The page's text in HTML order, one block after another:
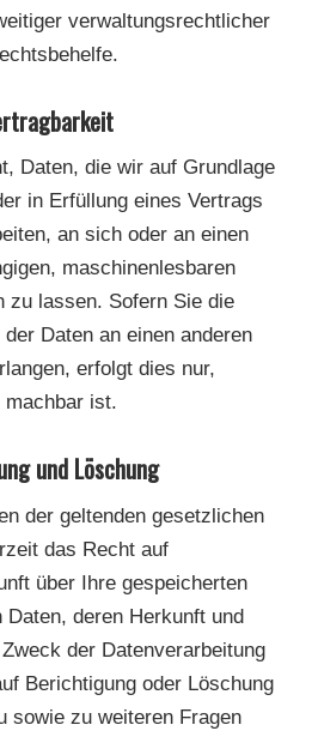
verwaltungsrechtlicher
Daten, die wir auf Grundlage
in Erfüllung eines Vertrags
an sich oder an einen
maschinenlesbaren
zu lassen. Sofern Sie die
Daten an einen anderen
erfolgt dies nur,
ist.
und Löschung
der geltenden gesetzlichen
das Recht auf
über Ihre gespeicherten
Daten, deren Herkunft und
der Datenverarbeitung
Berichtigung oder Löschung
sowie zu weiteren Fragen